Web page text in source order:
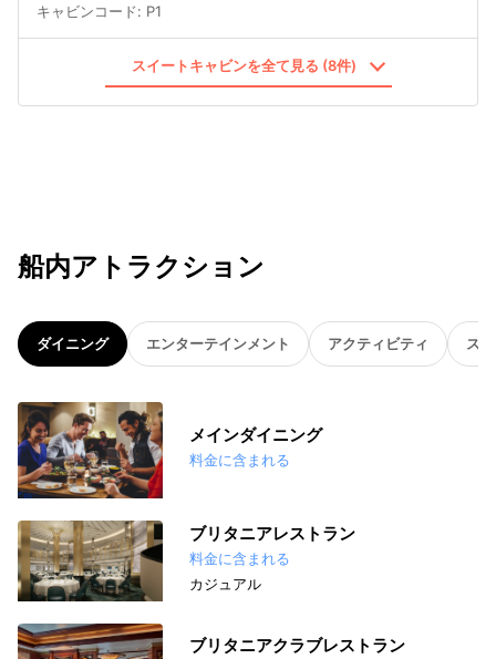
キャビンコード: P1
スイートキャビンを全て見る (8件)
船内アトラクション
ダイニング エンターテインメント アクティビティ ス
メインダイニング
料金に含まれる
ブリタニアレストラン
料金に含まれる
カジュアル
ブリタニアクラブレストラン